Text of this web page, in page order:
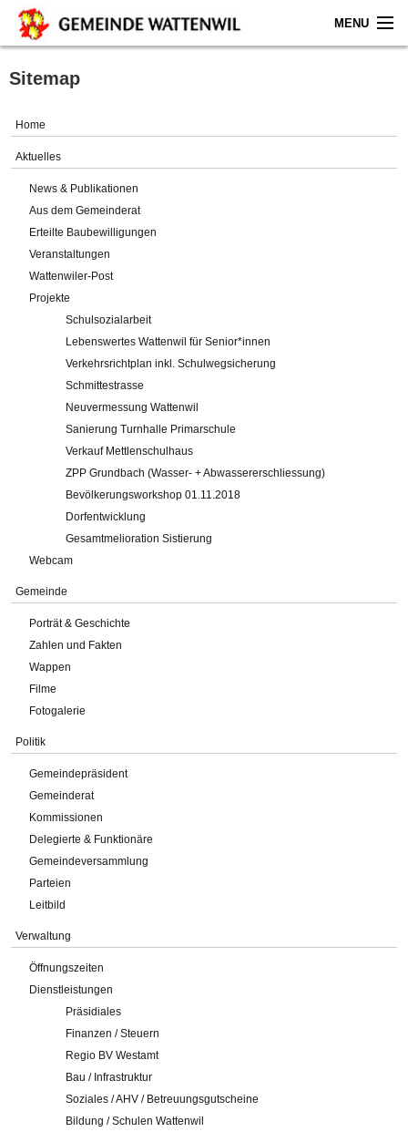
MENU
Home
Gemeinde
Verwaltung
Online-Service
Impressum
Sitemap
Home
Aktuelles
News & Publikationen
Aus dem Gemeinderat
Erteilte Baubewilligungen
Veranstaltungen
Wattenwiler-Post
Projekte
Schulsozialarbeit
Lebenswertes Wattenwil für Senior*innen
Verkehrsrichtplan inkl. Schulwegsicherung
Schmittestrasse
Neuvermessung Wattenwil
Sanierung Turnhalle Primarschule
Verkauf Mettlenschulhaus
ZPP Grundbach (Wasser- + Abwassererschliessung)
Bevölkerungsworkshop 01.11.2018
Dorfentwicklung
Gesamtmelioration Sistierung
Webcam
Gemeinde
Porträt & Geschichte
Zahlen und Fakten
Wappen
Filme
Fotogalerie
Politik
Gemeindepräsident
Gemeinderat
Kommissionen
Delegierte & Funktionäre
Gemeindeversammlung
Parteien
Leitbild
Verwaltung
Öffnungszeiten
Dienstleistungen
Präsidiales
Finanzen / Steuern
Regio BV Westamt
Bau / Infrastruktur
Soziales / AHV / Betreuungsgutscheine
Bildung / Schulen Wattenwil